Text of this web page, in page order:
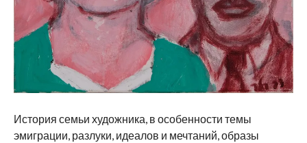
История семьи художника, в особенности темы
эмиграции, разлуки, идеалов и мечтаний, образы